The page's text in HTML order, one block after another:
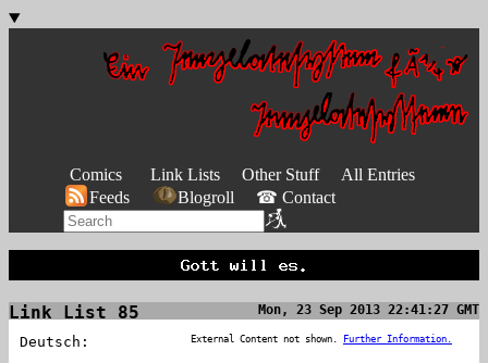
Comics Link Lists Other Stuff
All Entries
Feeds
Blogroll ☎ Contact
Link List 85 Mon, 23 Sep 2013 22:41:27 GMT
External Content not shown. Further Information.
Deutsch: